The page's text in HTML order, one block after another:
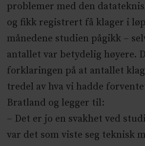
problemer med den
og fikk registrert få klager i
månedene studien pågikk –
antallet var betydelig høyere.
forklaringen på at antallet
tredel av hva vi hadde
Bratland og legger til:
– Det er jo en svakhet ved
var det som viste seg teknisk